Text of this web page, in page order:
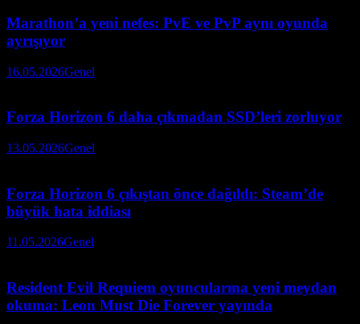
Marathon’a yeni nefes: PvE ve PvP aynı oyunda
ayrışıyor
16.05.2026Genel
Forza Horizon 6 daha çıkmadan SSD’leri zorluyor
13.05.2026Genel
Forza Horizon 6 çıkıştan önce dağıldı: Steam’de
büyük hata iddiası
11.05.2026Genel
Resident Evil Requiem oyuncularına yeni meydan
okuma: Leon Must Die Forever yayında